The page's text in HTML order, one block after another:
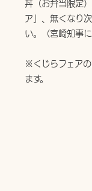
丼（お弁当限定
ア」、無くなり
い。（宮崎知事
※くじらフェア
ます。